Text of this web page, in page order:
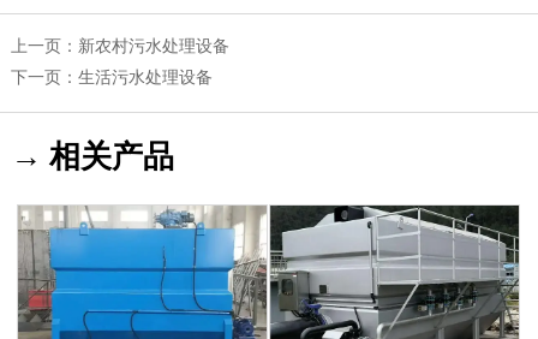
上一页： 新农村污水处理设备
下一页： 生活污水处理设备
→ 相关产品